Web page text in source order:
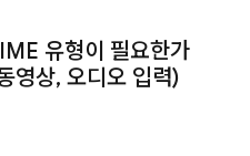
유형이 필요한가
영상, 오디오 입력)